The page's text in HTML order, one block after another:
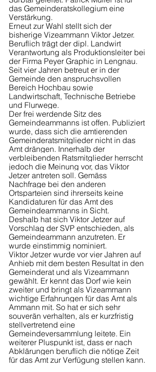
das Gemeinderatskollegium eine
Verstärkung.
Erneut zur Wahl stellt sich der
bisherige Vizeammann Viktor Jetzer.
Beruflich trägt der dipl. Landwirt
Verantwortung als Produktionsleiter bei
der Firma Peyer Graphic in Lengnau.
Seit vier Jahren betreut er in der
Gemeinde den anspruchsvollen
Bereich Hochbau sowie
Landwirtschaft, Technische Betriebe
und Flurwege.
Der frei werdende Sitz des
Gemeindeammanns ist offen. Publiziert
wurde, dass sich die amtierenden
Gemeinderatsmitglieder nicht in das
Amt drängen. Innerhalb der
verbleibenden Ratsmitglieder herrscht
jedoch die Meinung vor, das Viktor
Jetzer antreten soll. Gemäss
Nachfrage bei den anderen
Ortsparteien sind ihrerseits keine
Kandidaturen für das Amt des
Gemeindeammanns in Sicht.
Deshalb hat sich Viktor Jetzer auf
Vorschlag der SVP entschieden, als
Gemeindeammann anzutreten. Er
wurde einstimmig nominiert.
Viktor Jetzer wurde vor vier Jahren auf
Anhieb mit dem besten Resultat in den
Gemeinderat und als Vizeammann
gewählt. Er kennt das Dorf wie kein
zweiter und bringt als Vizeammann
wichtige Erfahrungen für das Amt als
Ammann mit. So hat er sich sehr
souverän verhalten, als er kurzfristig
stellvertretend eine
Gemeindeversammlung leitete. Ein
weiterer Pluspunkt ist, dass er nach
Abklärungen beruflich die nötige Zeit
für das Amt zur Verfügung stellen kann.